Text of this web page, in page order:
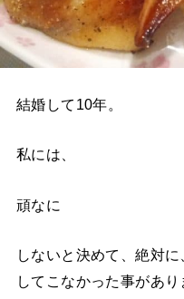
結婚して10年。
私には、
頑なに
しないと決めて、絶対
してこなかった事があり